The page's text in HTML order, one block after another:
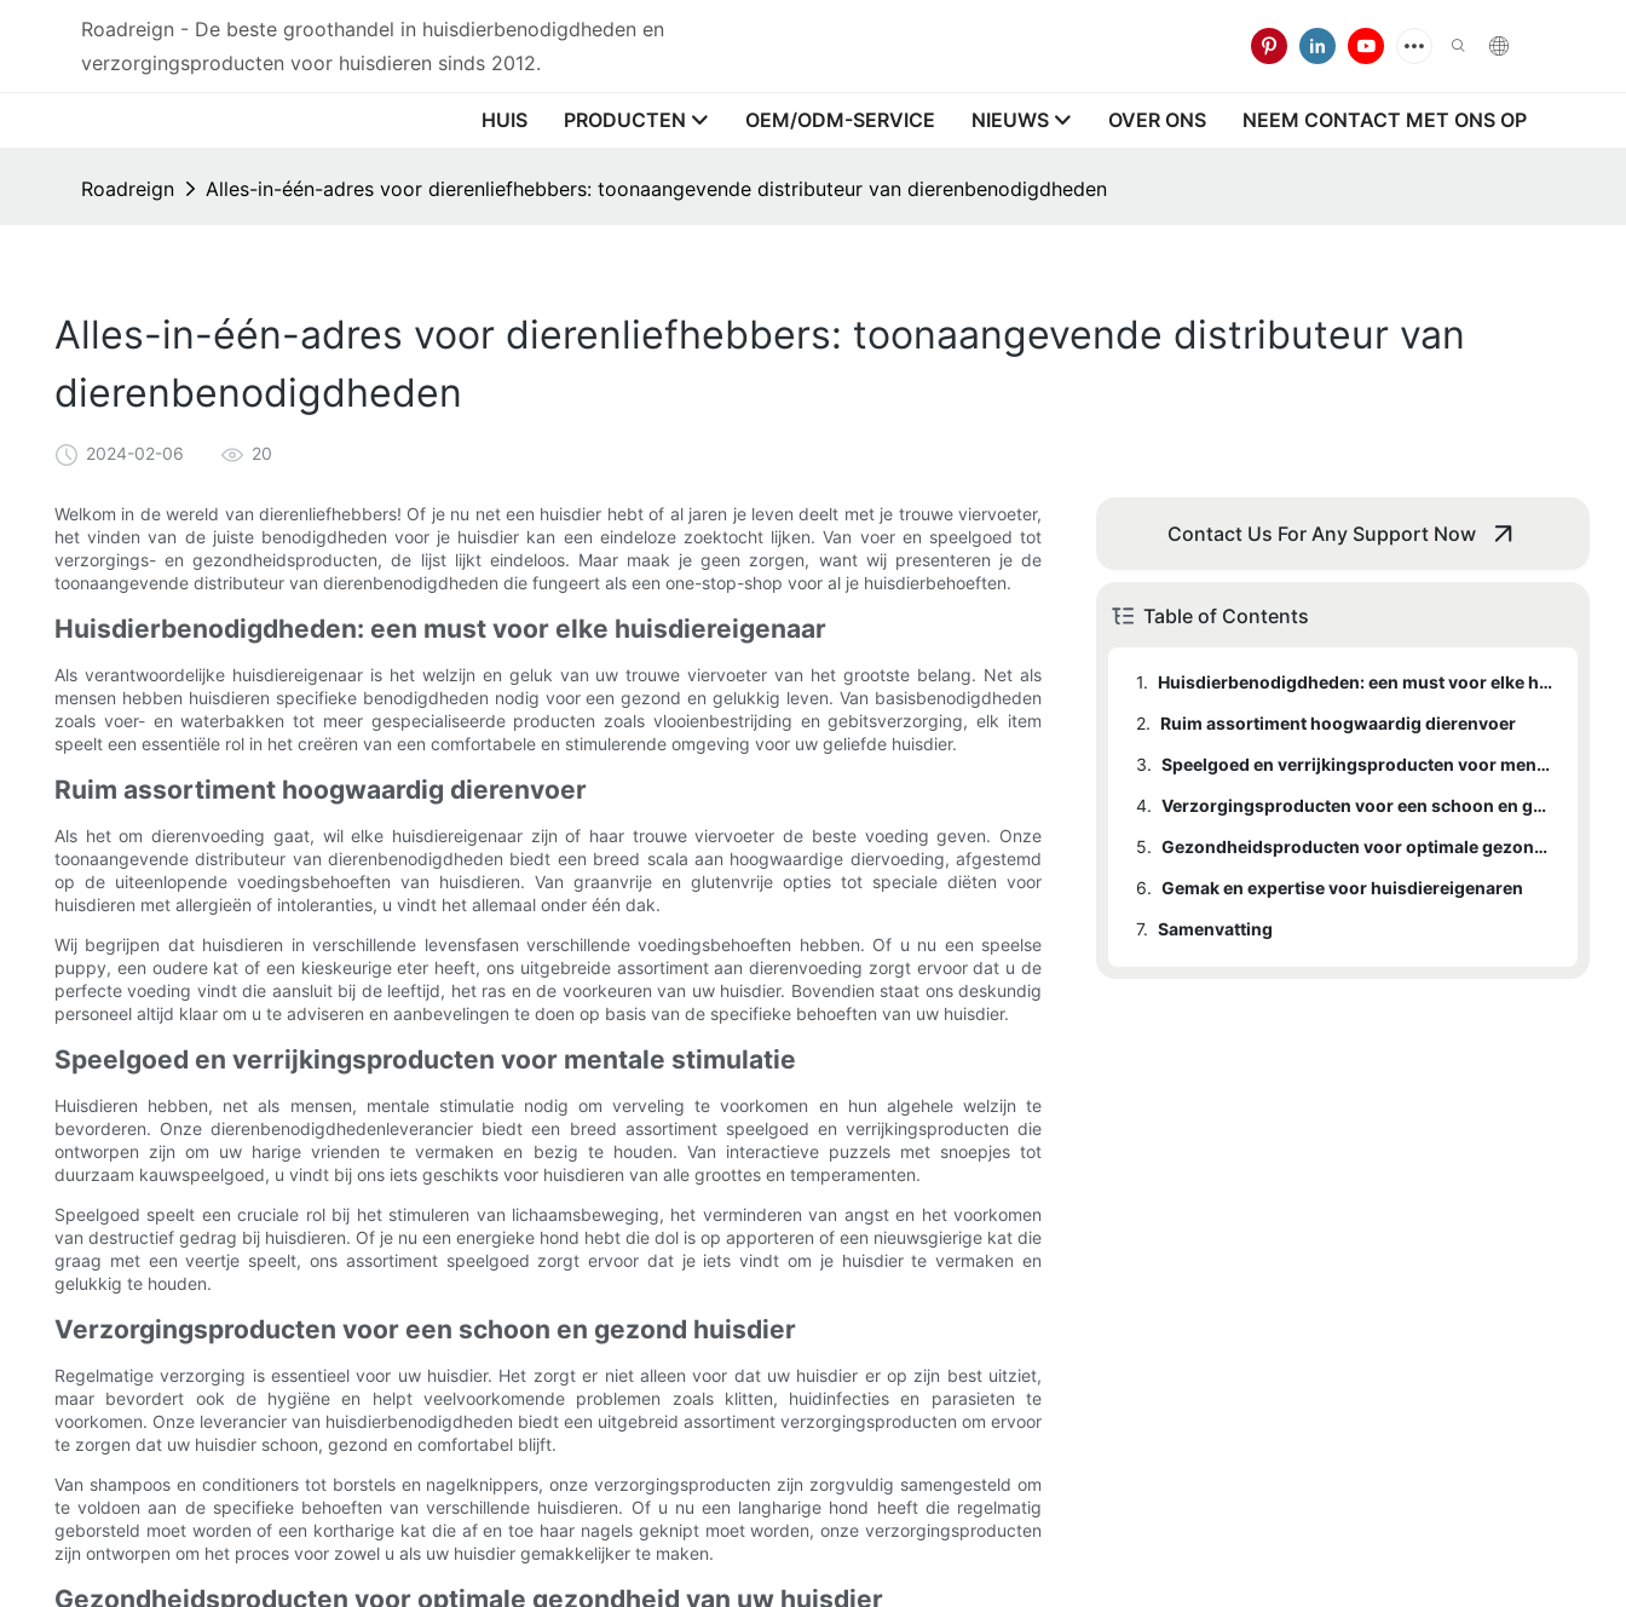
Roadreign - De beste groothandel in huisdierbenodigdheden en
verzorgingsproducten voor huisdieren sinds 2012.
HUIS PRODUCTEN OEM/ODM-SERVICE NIEUWS OVER ONS NEEM CONTACT MET ONS OP
Roadreign Alles-in-één-adres voor dierenliefhebbers: toonaangevende distributeur van dierenbenodigdheden
Alles-in-één-adres voor dierenliefhebbers: toonaangevende distributeur van
dierenbenodigdheden
2024-02-06 20
Welkom in de wereld van dierenliefhebbers! Of je nu net een huisdier hebt of al jaren je leven deelt met je trouwe viervoeter,
het vinden van de juiste benodigdheden voor je huisdier kan een eindeloze zoektocht lijken. Van voer en speelgoed tot
verzorgings- en gezondheidsproducten, de lijst lijkt eindeloos. Maar maak je geen zorgen, want wij presenteren je de
toonaangevende distributeur van dierenbenodigdheden die fungeert als een one-stop-shop voor al je huisdierbehoeften.
Huisdierbenodigdheden: een must voor elke huisdiereigenaar
Als verantwoordelijke huisdiereigenaar is het welzijn en geluk van uw trouwe viervoeter van het grootste belang. Net als
mensen hebben huisdieren specifieke benodigdheden nodig voor een gezond en gelukkig leven. Van basisbenodigdheden
zoals voer- en waterbakken tot meer gespecialiseerde producten zoals vlooienbestrijding en gebitsverzorging, elk item
speelt een essentiële rol in het creëren van een comfortabele en stimulerende omgeving voor uw geliefde huisdier.
Ruim assortiment hoogwaardig dierenvoer
Als het om dierenvoeding gaat, wil elke huisdiereigenaar zijn of haar trouwe viervoeter de beste voeding geven. Onze
toonaangevende distributeur van dierenbenodigdheden biedt een breed scala aan hoogwaardige diervoeding, afgestemd
op de uiteenlopende voedingsbehoeften van huisdieren. Van graanvrije en glutenvrije opties tot speciale diëten voor
huisdieren met allergieën of intoleranties, u vindt het allemaal onder één dak.
Wij begrijpen dat huisdieren in verschillende levensfasen verschillende voedingsbehoeften hebben. Of u nu een speelse
puppy, een oudere kat of een kieskeurige eter heeft, ons uitgebreide assortiment aan dierenvoeding zorgt ervoor dat u de
perfecte voeding vindt die aansluit bij de leeftijd, het ras en de voorkeuren van uw huisdier. Bovendien staat ons deskundig
personeel altijd klaar om u te adviseren en aanbevelingen te doen op basis van de specifieke behoeften van uw huisdier.
Speelgoed en verrijkingsproducten voor mentale stimulatie
Huisdieren hebben, net als mensen, mentale stimulatie nodig om verveling te voorkomen en hun algehele welzijn te
bevorderen. Onze dierenbenodigdhedenleverancier biedt een breed assortiment speelgoed en verrijkingsproducten die
ontworpen zijn om uw harige vrienden te vermaken en bezig te houden. Van interactieve puzzels met snoepjes tot
duurzaam kauwspeelgoed, u vindt bij ons iets geschikts voor huisdieren van alle groottes en temperamenten.
Speelgoed speelt een cruciale rol bij het stimuleren van lichaamsbeweging, het verminderen van angst en het voorkomen
van destructief gedrag bij huisdieren. Of je nu een energieke hond hebt die dol is op apporteren of een nieuwsgierige kat die
graag met een veertje speelt, ons assortiment speelgoed zorgt ervoor dat je iets vindt om je huisdier te vermaken en
gelukkig te houden.
Verzorgingsproducten voor een schoon en gezond huisdier
Regelmatige verzorging is essentieel voor uw huisdier. Het zorgt er niet alleen voor dat uw huisdier er op zijn best uitziet,
maar bevordert ook de hygiëne en helpt veelvoorkomende problemen zoals klitten, huidinfecties en parasieten te
voorkomen. Onze leverancier van huisdierbenodigdheden biedt een uitgebreid assortiment verzorgingsproducten om ervoor
te zorgen dat uw huisdier schoon, gezond en comfortabel blijft.
Van shampoos en conditioners tot borstels en nagelknippers, onze verzorgingsproducten zijn zorgvuldig samengesteld om
te voldoen aan de specifieke behoeften van verschillende huisdieren. Of u nu een langharige hond heeft die regelmatig
geborsteld moet worden of een kortharige kat die af en toe haar nagels geknipt moet worden, onze verzorgingsproducten
zijn ontworpen om het proces voor zowel u als uw huisdier gemakkelijker te maken.
Gezondheidsproducten voor optimale gezondheid van uw huisdier
Contact Us For Any Support Now
Table of Contents
1.
Huisdierbenodigdheden: een must voor elke huisdiereigenaar
2. Ruim assortiment hoogwaardig dierenvoer
3.
Speelgoed en verrijkingsproducten voor mentale stimulatie
4.
Verzorgingsproducten voor een schoon en gezond huisdier
5.
Gezondheidsproducten voor optimale gezondheid van uw huisdier
6. Gemak en expertise voor huisdiereigenaren
7. Samenvatting